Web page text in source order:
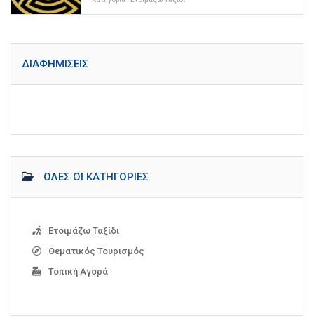
ΔΙΑΦΗΜΊΣΕΙΣ
ΌΛΕΣ ΟΙ ΚΑΤΗΓΟΡΊΕΣ
Ετοιμάζω Ταξίδι
Θεματικός Τουρισμός
Τοπική Αγορά